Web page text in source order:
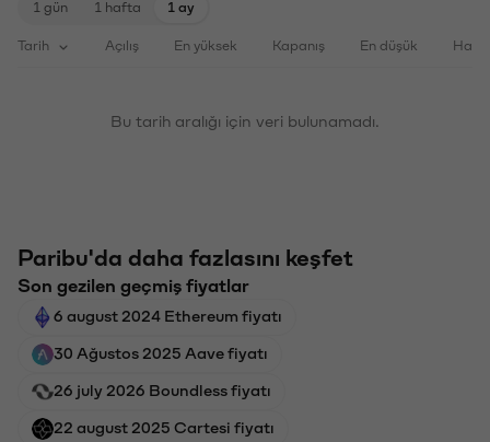
1 gün 1 hafta 1 ay
Tarih Açılış En yüksek Kapanış En düşük
Bu tarih aralığı için veri bulunamadı.
Paribu'da daha fazlasını keşfet
Son gezilen geçmiş fiyatlar
6 august 2024 Ethereum fiyatı
30 Ağustos 2025 Aave fiyatı
26 july 2026 Boundless fiyatı
22 august 2025 Cartesi fiyatı